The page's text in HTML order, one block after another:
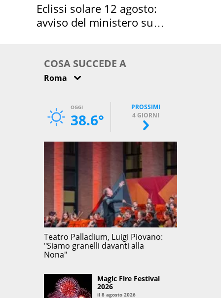
Eclissi solare 12 agosto:
avviso del ministero su